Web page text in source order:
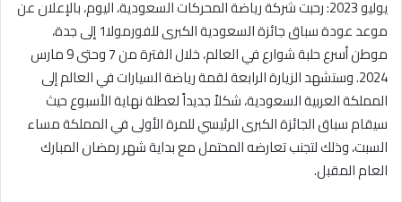
ن
ا
يوليو 2023: رحبت شركة رياضة المحركات السعودية، اليوم، بالإعلان عن
موعد عودة سباق جائزة السعودية الكبرى للفورمولا1 إلى جدة،
موطن أسرع حلبة شوارع في العالم، خلال الفترة من 7 وحتى 9 مارس
2024. وستشهد الزيارة الرابعة لقمة رياضة السيارات في العالم إلى
المملكة العربية السعودية، شكلاً جديداً لعطلة نهاية الأسبوع حيث
سيقام سباق الجائزة الكبرى الرئيسي للمرة الأولى في المملكة مساء
السبت، وذلك لتجنب تعارضه المحتمل مع بداية شهر رمضان المبارك
العام المقبل.